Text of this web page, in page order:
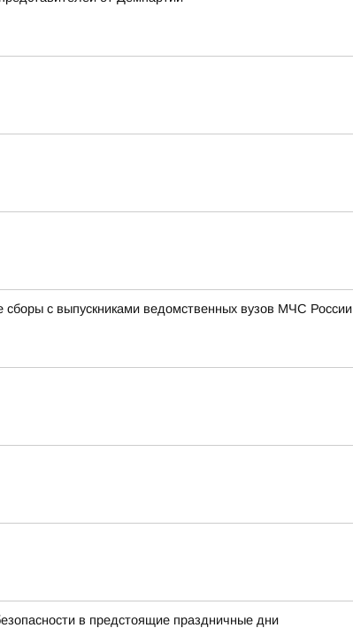
с выпускниками ведомственных вузов МЧС России
в предстоящие праздничные дни